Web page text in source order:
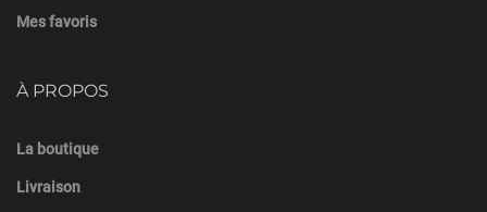
Mes favoris
À PROPOS
La boutique
Livraison